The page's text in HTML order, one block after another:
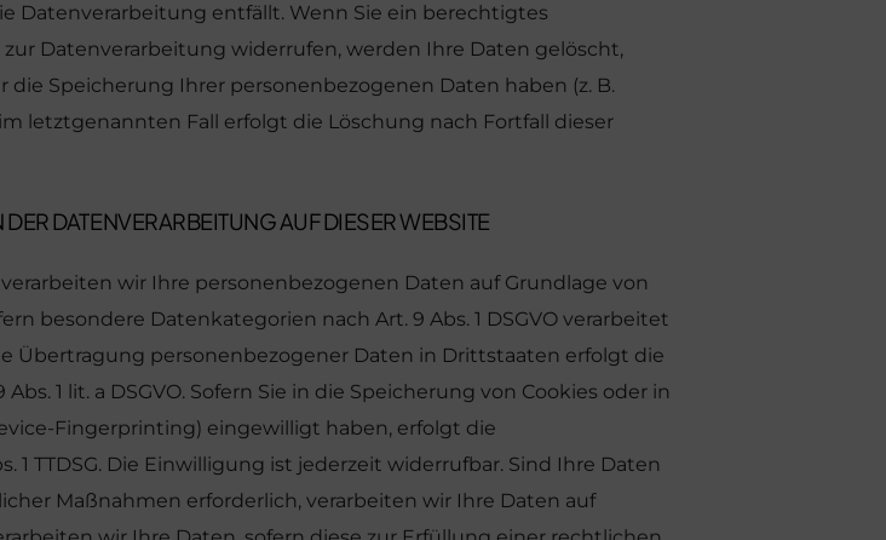
Datenverarbeitung entfällt. Wenn Sie ein berechtigtes
Datenverarbeitung widerrufen, werden Ihre Daten gelöscht,
Speicherung Ihrer personenbezogenen Daten haben (z. B.
letztgenannten Fall erfolgt die Löschung nach Fortfall dieser
DATENVERARBEITUNG AUF DIESER WEBSITE
wir Ihre personenbezogenen Daten auf Grundlage von
besondere Datenkategorien nach Art. 9 Abs. 1 DSGVO verarbeitet
Übertragung personenbezogener Daten in Drittstaaten erfolgt die
1 lit. a DSGVO. Sofern Sie in die Speicherung von Cookies oder in
Fingerprinting) eingewilligt haben, erfolgt die
1 TTDSG. Die Einwilligung ist jederzeit widerrufbar. Sind Ihre Daten
Maßnahmen erforderlich, verarbeiten wir Ihre Daten auf